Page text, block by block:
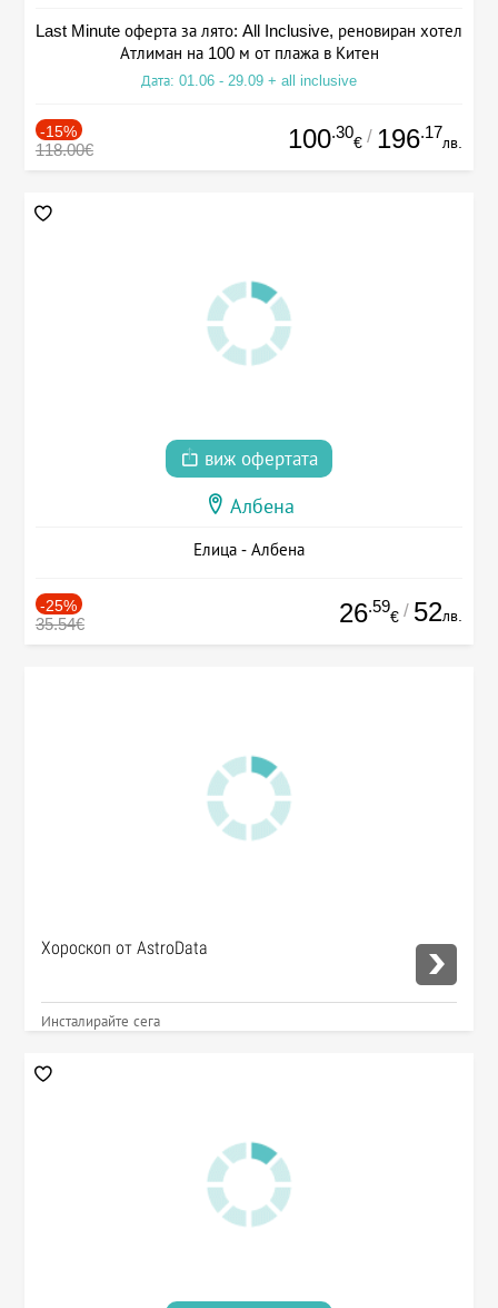
Last Minute оферта за лято: All Inclusive, реновиран хотел
Атлиман на 100 м от плажа в Китен
Дата: 01.06 - 29.09 + all inclusive
-15%
118.00€ 100.30
€ / 196.17
лв.
виж офертата
Албена
Елица - Албена
-25%
35.54€ 26.59
€ / 52лв.
Хороскоп от AstroData
Инсталирайте сега